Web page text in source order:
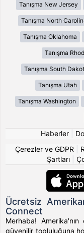
Tanışma New Jersey
Tanışma North
Tanışma Oklahoma
Tanışma
Tanışma South
Tanışma Utah
Tanışma Washington
Haberler
Çerezler ve GDPR
Şartları|
Ücretsiz
Connect
Merhaba!
güvenilir topluluğuna